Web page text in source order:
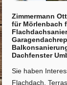
Zimmermann
für Mörlenbach
Dachfenster
Sie haben
Flachdach,